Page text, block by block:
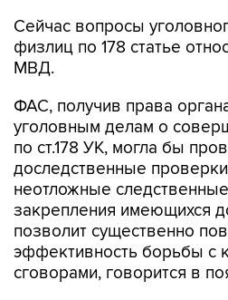
Сейчас вопросы
физлиц по 178 статье
МВД.
ФАС, получив права
уголовным делам о
по ст.178 УК, могла бы
доследственные
неотложные
закрепления имеющихся
позволит существенно
эффективность борьбы с
сговорами, говорится в